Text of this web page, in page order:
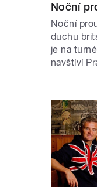
Noční
Noční
duchu
je na
navštíví